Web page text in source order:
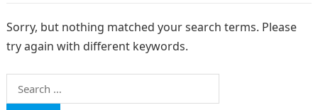
Sorry, but nothing matched your search terms. Please
try again with different keywords.
Search
for: